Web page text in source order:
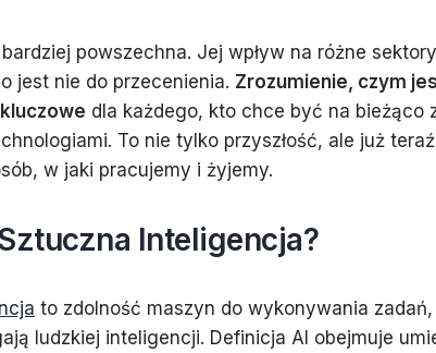
powszechna. Jej wpływ na różne
jest nie do przecenienia. Zrozumienie, czym
dla każdego, kto chce być na bieżąco
To nie tylko przyszłość, ale już
w jaki pracujemy i żyjemy.
Inteligencja?
to zdolność maszyn do wykonywania
ludzkiej inteligencji. Definicja AI obejmuje